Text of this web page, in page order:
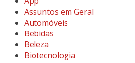
Assuntos em Geral
Automóveis
Bebidas
Beleza
Biotecnologia